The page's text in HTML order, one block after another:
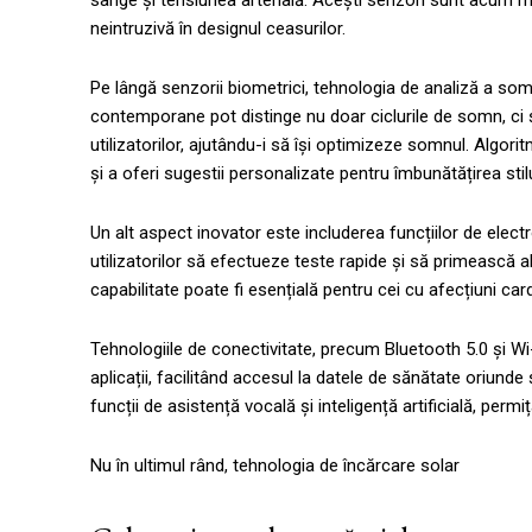
neintruzivă în designul ceasurilor.
Pe lângă senzorii biometrici, tehnologia de analiză a
contemporane pot distinge nu doar ciclurile de somn,
utilizatorilor, ajutându-i să își optimizeze somnul.
și a oferi sugestii personalizate pentru îmbunătățirea
Un alt aspect inovator este includerea funcțiilor de
utilizatorilor să efectueze teste rapide și să primească
capabilitate poate fi esențială pentru cei cu afecțiuni
Tehnologiile de conectivitate, precum Bluetooth 5.0 și
aplicații, facilitând accesul la datele de sănătate
funcții de asistență vocală și inteligență artificială,
Nu în ultimul rând, tehnologia de încărcare solar